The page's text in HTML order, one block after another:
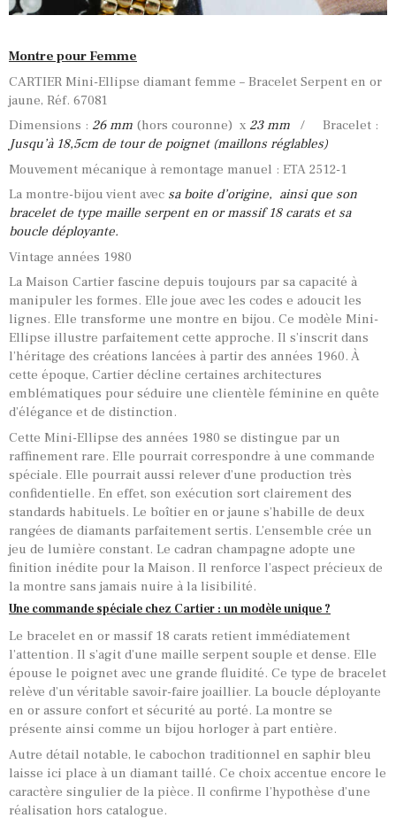
Montre pour Femme
CARTIER Mini-Ellipse diamant femme – Bracelet Serpent en or
jaune, Réf. 67081
Dimensions : 26 mm (hors couronne) x 23 mm
/ Bracelet :
Jusqu’à 18,5cm de tour de poignet (maillons réglables)
Mouvement mécanique à remontage manuel : ETA 2512-1
La montre-bijou vient avec sa boite d’origine, ainsi que son
bracelet de type maille serpent en or massif 18 carats et sa
boucle déployante.
Vintage années 1980
La Maison Cartier fascine depuis toujours par sa capacité à
manipuler les formes. Elle joue avec les codes e adoucit les
lignes. Elle transforme une montre en bijou. Ce modèle Mini-
Ellipse illustre parfaitement cette approche. Il s’inscrit dans
l’héritage des créations lancées à partir des années 1960. À
cette époque, Cartier décline certaines architectures
emblématiques pour séduire une clientèle féminine en quête
d’élégance et de distinction.
Cette Mini-Ellipse des années 1980 se distingue par un
raffinement rare. Elle pourrait correspondre à une commande
spéciale. Elle pourrait aussi relever d’une production très
confidentielle. En effet, son exécution sort clairement des
standards habituels. Le boîtier en or jaune s’habille de deux
rangées de diamants parfaitement sertis. L’ensemble crée un
jeu de lumière constant. Le cadran champagne adopte une
finition inédite pour la Maison. Il renforce l’aspect précieux de
la montre sans jamais nuire à la lisibilité.
Une commande spéciale chez Cartier : un modèle unique ?
Le bracelet en or massif 18 carats retient immédiatement
l’attention. Il s’agit d’une maille serpent souple et dense. Elle
épouse le poignet avec une grande fluidité. Ce type de bracelet
relève d’un véritable savoir-faire joaillier. La boucle déployante
en or assure confort et sécurité au porté. La montre se
présente ainsi comme un bijou horloger à part entière.
Autre détail notable, le cabochon traditionnel en saphir bleu
laisse ici place à un diamant taillé. Ce choix accentue encore le
caractère singulier de la pièce. Il confirme l’hypothèse d’une
réalisation hors catalogue.